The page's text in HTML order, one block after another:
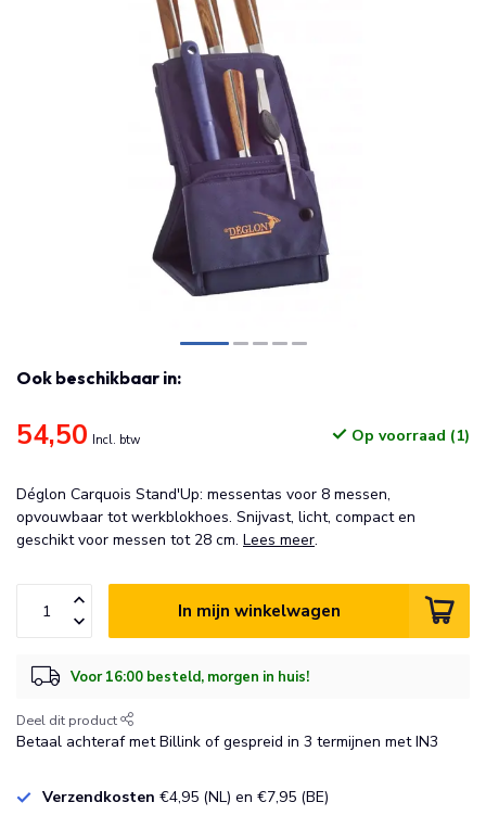
Ook beschikbaar in:
54,50 Incl. btw Op voorraad (1)
Déglon Carquois Stand'Up: messentas voor 8 messen,
opvouwbaar tot werkblokhoes. Snijvast, licht, compact en
geschikt voor messen tot 28 cm. Lees meer.
In mijn winkelwagen
Voor 16:00 besteld, morgen in huis!
Deel dit product
Betaal achteraf met Billink of gespreid in 3 termijnen met IN3
Verzendkosten €4,95 (NL) en €7,95 (BE)